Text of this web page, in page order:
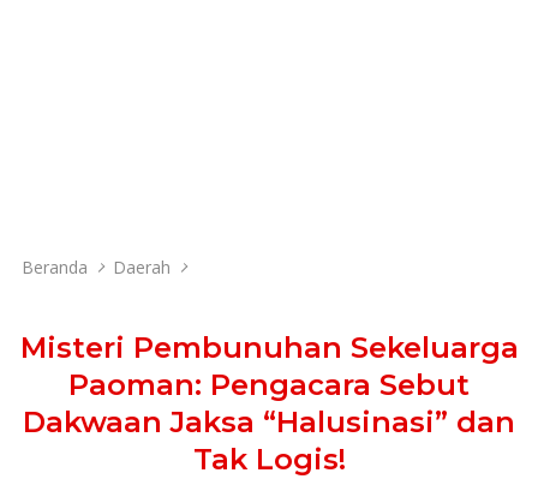
Beranda Daerah
Misteri Pembunuhan Sekeluarga
Paoman: Pengacara Sebut
Dakwaan Jaksa “Halusinasi” dan
Tak Logis!